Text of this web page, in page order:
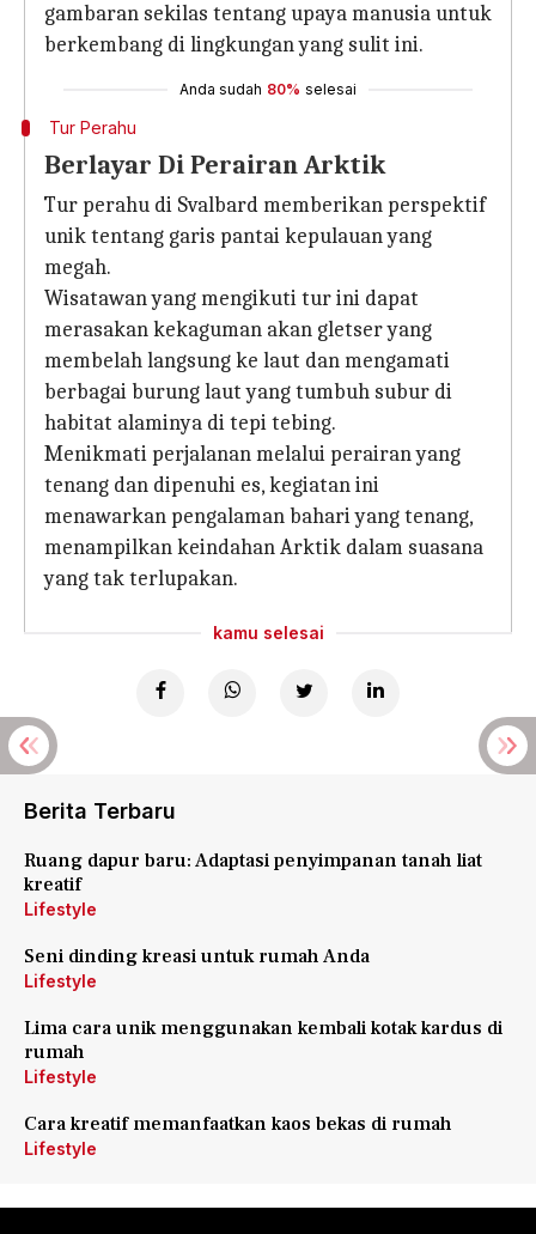
gambaran sekilas tentang upaya manusia untuk
berkembang di lingkungan yang sulit ini.
Anda sudah 80% selesai
Tur Perahu
Berlayar Di Perairan Arktik
Tur perahu di Svalbard memberikan perspektif
unik tentang garis pantai kepulauan yang
megah.
Wisatawan yang mengikuti tur ini dapat
merasakan kekaguman akan gletser yang
membelah langsung ke laut dan mengamati
berbagai burung laut yang tumbuh subur di
habitat alaminya di tepi tebing.
Menikmati perjalanan melalui perairan yang
tenang dan dipenuhi es, kegiatan ini
menawarkan pengalaman bahari yang tenang,
menampilkan keindahan Arktik dalam suasana
yang tak terlupakan.
kamu selesai
Berita Terbaru
Ruang dapur baru: Adaptasi penyimpanan tanah liat
kreatif
Lifestyle
Seni dinding kreasi untuk rumah Anda
Lifestyle
Lima cara unik menggunakan kembali kotak kardus di
rumah
Lifestyle
Cara kreatif memanfaatkan kaos bekas di rumah
Lifestyle